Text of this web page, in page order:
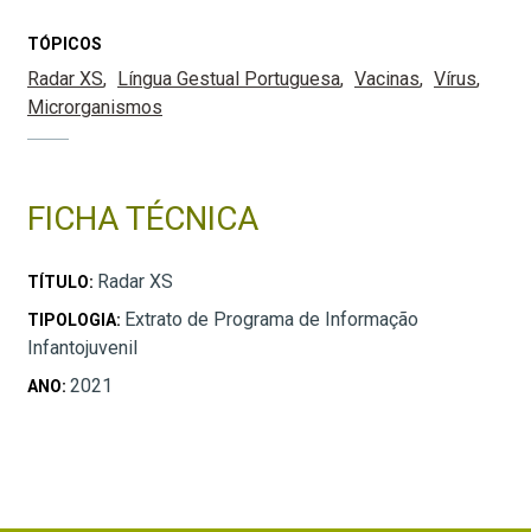
TÓPICOS
Radar XS Língua Gestual Portuguesa Vacinas
Vírus
Microrganismos
FICHA TÉCNICA
TÍTULO: Radar XS
TIPOLOGIA: Extrato de Programa de Informação
Infantojuvenil
ANO: 2021